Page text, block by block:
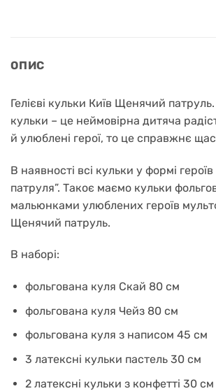
ОПИС
Гелієві кульки Київ Щенячий патруль.
кульки – це неймовірна дитяча
й улюблені герої, то це справжнє
В наявності всі кульки у формі
патруля”. Такоє маємо кульки
мальюнками улюблених героїв
Щенячий патруль.
В наборі:
фольгована куля Скай 80 см
фольгована куля Чейз 80 см
фольгована куля з написом 45 см
3 латексні кульки пастель 30 см
2 латексні кульки з конфетті 30 см